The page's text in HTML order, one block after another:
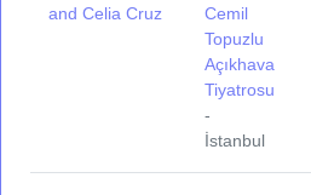
and Celia Cruz
Cemil
Topuzlu
Açıkhava
Tiyatrosu
-
İstanbul